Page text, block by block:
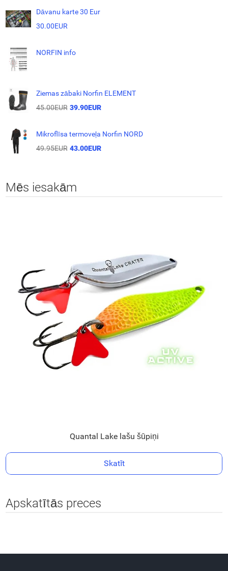
Dāvanu karte 30 Eur
30.00EUR
NORFIN info
Ziemas zābaki Norfin ELEMENT
45.00EUR 39.90EUR
Mikroflīsa termoveļa Norfin NORD
49.95EUR 43.00EUR
Mēs iesakām
Quantal Lake lašu šūpiņi
Skatīt
Apskatītās preces